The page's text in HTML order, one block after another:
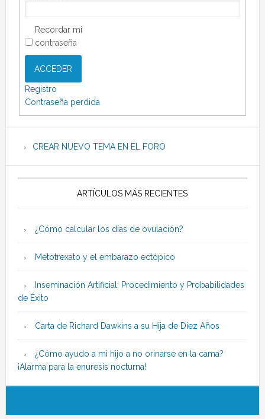
Recordar mi
contraseña
ACCEDER
Registro
Contraseña perdida
CREAR NUEVO TEMA EN EL FORO
ARTÍCULOS MÁS RECIENTES
¿Cómo calcular los días de ovulación?
Metotrexato y el embarazo ectópico
Inseminación Artificial: Procedimiento y Probabilidades
de Éxito
Carta de Richard Dawkins a su Hija de Diez Años
¿Cómo ayudo a mi hijo a no orinarse en la cama?
¡Alarma para la enuresis nocturna!